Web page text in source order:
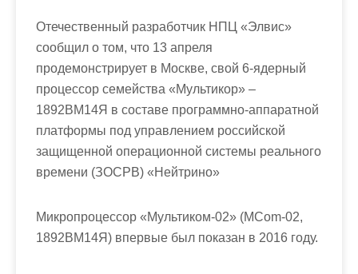
Отечественный разработчик НПЦ «Элвис»
сообщил о том, что 13 апреля
продемонстрирует в Москве, свой 6-ядерный
процессор семейства «Мультикор» –
1892ВМ14Я в составе программно-аппаратной
платформы под управлением российской
защищенной операционной системы реального
времени (ЗОСРВ) «Нейтрино»
Микропроцессор «Мультиком-02» (МСom-02,
1892ВМ14Я) впервые был показан в 2016 году.